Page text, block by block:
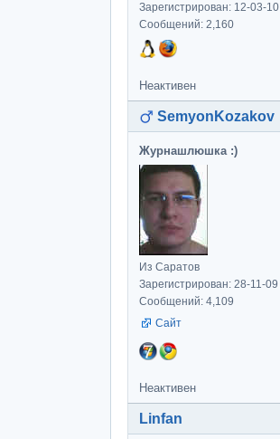
Зарегистрирован: 12-03-10
Сообщений: 2,160
Неактивен
SemyonKozakov
Журнашлюшка :)
Из Саратов
Зарегистрирован: 28-11-09
Сообщений: 4,109
Сайт
Неактивен
Linfan